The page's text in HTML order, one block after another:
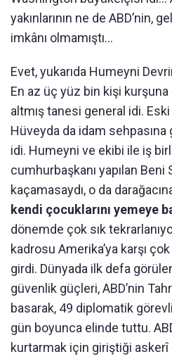
yakınlarının ne de ABD’nin,
imkânı olmamıştı…
Evet, yukarıda Humeyni
En az üç yüz bin kişi kurşuna
altmış tanesi general idi.
Hüveyda da idam sehpasına
idi. Humeyni ve ekibi ile iş
cumhurbaşkanı yapılan Beni
kaçamasaydı, o da
kendi çocuklarını yemeye
dönemde çok sık
kadrosu Amerika’ya karşı
girdi. Dünyada ilk defa
güvenlik güçleri, ABD’nin
basarak, 49 diplomatik
gün boyunca elinde tuttu.
kurtarmak için giriştiği